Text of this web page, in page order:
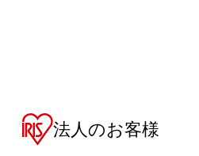
法人のお客様